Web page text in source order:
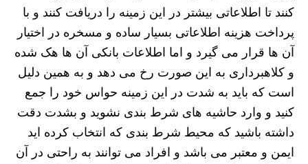
کنند تا اطلاعاتی بیشتر در این زمینه را دریافت کنند و با
پرداخت هزینه اطلاعاتی بسیار ساده و مسخره در اختیار
آن ها قرار می گیرد و اما اطلاعات بانکی آن ها هک شده
و کلاهبرداری به این صورت رخ می دهد و به همین دلیل
است که باید به شدت در این زمینه حواس خود را جمع
کنید و وارد حاشیه های شرط بندی نشوید و بشدت دقت
داشته باشید که محیط شرط بندی که انتخاب کرده اید
ایمن و معتبر می باشد و افراد می توانند به راحتی در آن